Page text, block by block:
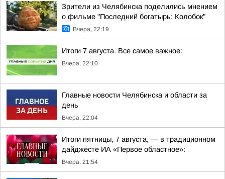
Зрители из Челябинска поделились мнением
о фильме "Последний богатырь: Колобок"
Вчера, 22:19
Итоги 7 августа. Все самое важное:
Вчера, 22:10
Главные новости Челябинска и области за
день
Вчера, 22:04
Итоги пятницы, 7 августа, — в традиционном
дайджесте ИА «Первое областное»:
Вчера, 21:54